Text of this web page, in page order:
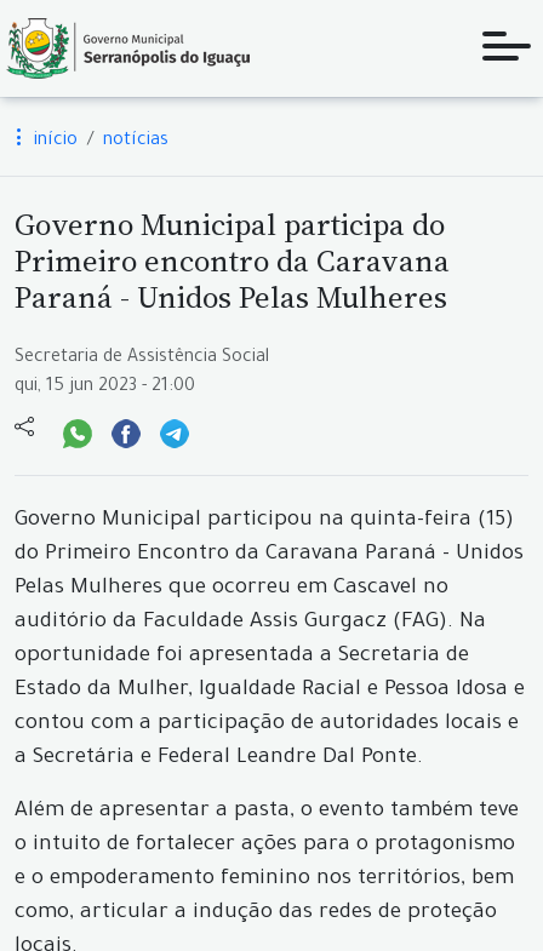
início notícias
Governo Municipal participa do
Primeiro encontro da Caravana
Paraná - Unidos Pelas Mulheres
Secretaria de Assistência Social
qui, 15 jun 2023 - 21:00
Governo Municipal participou na quinta-feira (15)
do Primeiro Encontro da Caravana Paraná - Unidos
Pelas Mulheres que ocorreu em Cascavel no
auditório da Faculdade Assis Gurgacz (FAG). Na
oportunidade foi apresentada a Secretaria de
Estado da Mulher, Igualdade Racial e Pessoa Idosa e
contou com a participação de autoridades locais e
a Secretária e Federal Leandre Dal Ponte.
Além de apresentar a pasta, o evento também teve
o intuito de fortalecer ações para o protagonismo
e o empoderamento feminino nos territórios, bem
como, articular a indução das redes de proteção